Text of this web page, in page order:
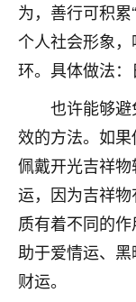
为，善行可积
个人社会形象
环。具体做法：
也许能够
效的方法。如果
佩戴开光吉祥
运，因为吉祥
质有着不同的
助于爱情运、
财运。
青春168
我也想要，
Jessica李
老师做不做
刚去世了。
七零老顽
做梦梦
师，安排